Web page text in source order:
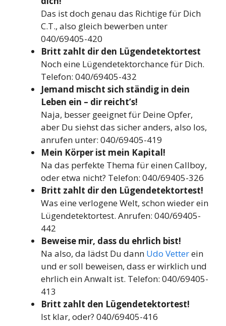
Das ist doch genau das Richtige für Dich
C.T., also gleich bewerben unter
040/69405-420
Britt zahlt dir den Lügendetektortest
Noch eine Lügendetektorchance für Dich.
Telefon: 040/69405-432
Jemand mischt sich ständig in dein
Leben ein – dir reicht’s!
Naja, besser geeignet für Deine Opfer,
aber Du siehst das sicher anders, also los,
anrufen unter: 040/69405-419
Mein Körper ist mein Kapital!
Na das perfekte Thema für einen Callboy,
oder etwa nicht? Telefon: 040/69405-326
Britt zahlt dir den Lügendetektortest!
Was eine verlogene Welt, schon wieder ein
Lügendetektortest. Anrufen: 040/69405-
442
Beweise mir, dass du ehrlich bist!
Na also, da lädst Du dann Udo Vetterein
und er soll beweisen, dass er wirklich und
ehrlich ein Anwalt ist. Telefon: 040/69405-
413
Britt zahlt den Lügendetektortest!
Ist klar, oder? 040/69405-416